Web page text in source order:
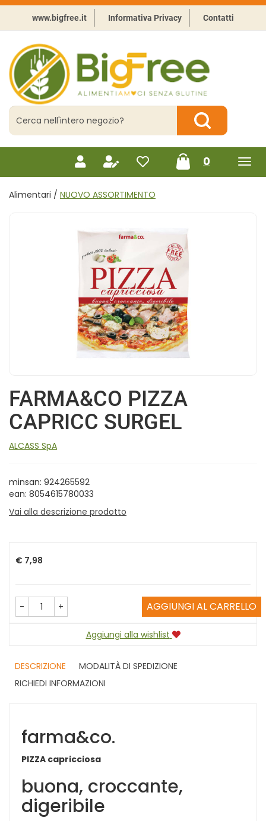
Passa
contenuto
principale
www.bigfree.it Informativa Privacy Contatti
BigFree
-
Punto
celiachia
Cerca
Prodotto
Cerca Prodotto
0prodotti
inseriti
Alimentari / NUOVO ASSORTIMENTO
FARMA&CO PIZZA
CAPRICC SURGEL
ALCASS SpA
minsan: 924265592
ean: 8054615780033
Vai alla descrizione prodotto
Prezzo
€ 7,98
- + AGGIUNGI AL CARRELLO
Aggiungi alla wishlist
DESCRIZIONE
MODALITÀ DI SPEDIZIONE
RICHIEDI INFORMAZIONI
farma&co.
PIZZA capricciosa
buona, croccante,
digeribile